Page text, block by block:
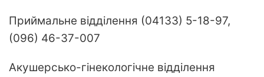
Приймальне відділення (04133) 5-18-97,
(096) 46-37-007
Акушерсько-гінекологічне відділення